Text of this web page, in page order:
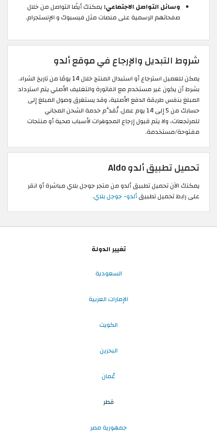
وسائل التواصل الاجتماعي: يمكنك أيضًا التواصل من خلال
صفحاتهم الرسمية على منصات مثل فيسبوك و الإنستجرام.
شروط التبديل والإرجاع في موقع ألدو
يمكن للعميل استرجاع أو استبدال المنتج خلال 14 يومًا من تاريخ الشراء.
بشرط أن يكون غير مستخدم مع الفاتورة والتغليف الأصلي يتم استرداد
المبلغ بنفس طريقة الدفع الأصلية، وقد يستغرق وصول المبلغ إلى
حسابك من 5 إلى 14 يوم عمل. تُقدَّم خدمة الشحن المجاني
للمرتجعات، ولا يتم قبول إرجاع المجوهرات لأسباب صحية أو منتجات
مفتوحة/مستخدمة.
تحميل تطبيق ألدو Aldo
يمكنك الآن تحميل تطبيق ألدو من متجر جوجل بلاي مباشرة أو انقر
على رابط تحميل تطبيقألدو- جوجل بلاي.
تغيير الدولة
السعودية
الإمارات العربية
الكويت
البحرين
عُمان
قطر
جمهورية مصر